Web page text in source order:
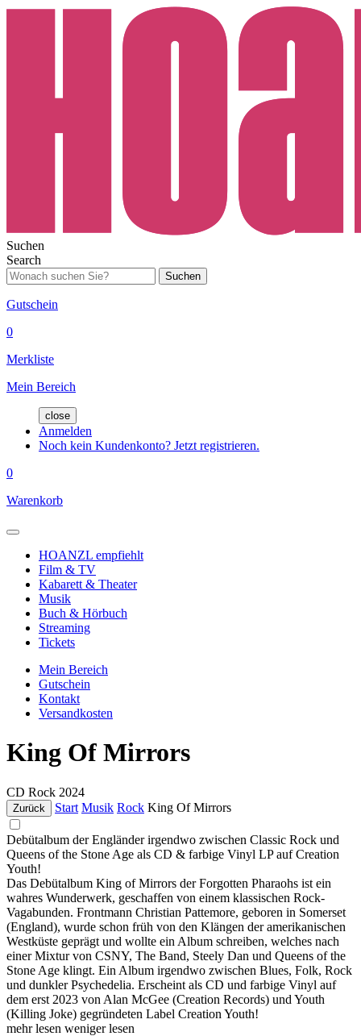
Suchen
Search
Suchen
Gutschein
0
Merkliste
Mein Bereich
close
Anmelden
Noch kein Kundenkonto? Jetzt registrieren.
0
Warenkorb
HOANZL empfiehlt
Film & TV
Kabarett & Theater
Musik
Buch & Hörbuch
Streaming
Tickets
Mein Bereich
Gutschein
Kontakt
Versandkosten
King Of Mirrors
CD Rock 2024
Zurück Start Musik Rock King Of Mirrors
Debütalbum der Engländer irgendwo zwischen Classic Rock und
Queens of the Stone Age als CD & farbige Vinyl LP auf Creation
Youth!
Das Debütalbum King of Mirrors der Forgotten Pharaohs ist ein
wahres Wunderwerk, geschaffen von einem klassischen Rock-
Vagabunden. Frontmann Christian Pattemore, geboren in Somerset
(England), wurde schon früh von den Klängen der amerikanischen
Westküste geprägt und wollte ein Album schreiben, welches nach
einer Mixtur von CSNY, The Band, Steely Dan und Queens of the
Stone Age klingt. Ein Album irgendwo zwischen Blues, Folk, Rock
und dunkler Psychedelia. Erscheint als CD und farbige Vinyl auf
dem erst 2023 von Alan McGee (Creation Records) und Youth
(Killing Joke) gegründeten Label Creation Youth!
mehr lesen weniger lesen